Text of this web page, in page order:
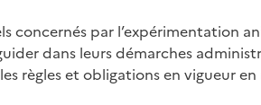
concernés par l’expérimentation
dans leurs démarches
règles et obligations en vigueur